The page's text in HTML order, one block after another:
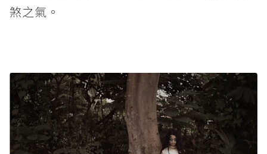
煞之氣。